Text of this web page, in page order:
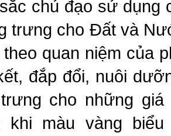
chủ đạo sử dụng
trưng cho Đất và
theo quan niệm của
đắp đổi, nuôi
cho những
khi màu vàng